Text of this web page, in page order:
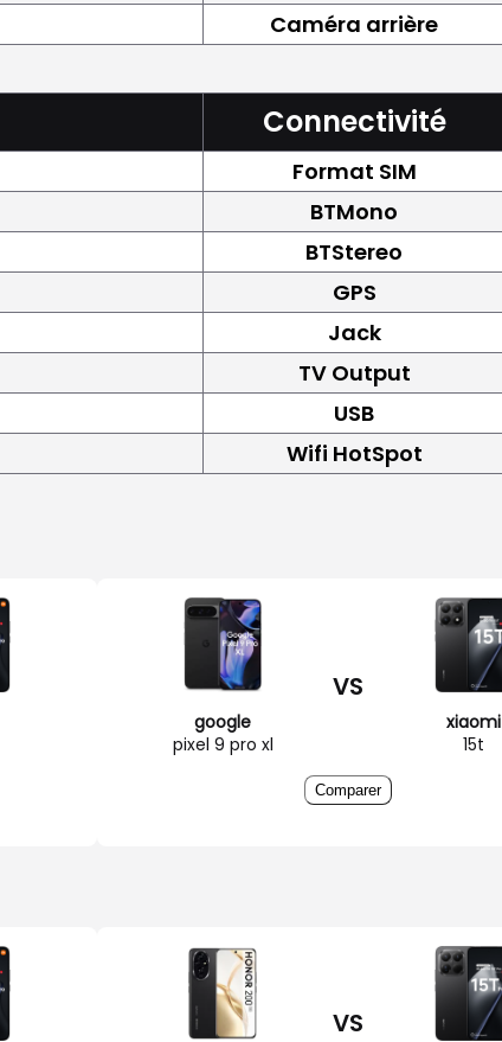
Caméra arrière
Connectivité
Format SIM
BTMono
BTStereo
GPS
Jack
TV Output
USB
Wifi HotSpot
google
pixel 9 pro xl
VS
xiaomi
15t
Comparer
VS